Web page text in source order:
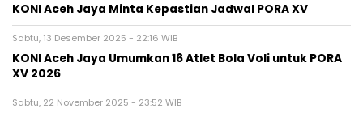
KONI Aceh Jaya Minta Kepastian Jadwal PORA XV
Sabtu, 13 Desember 2025 - 22:16 WIB
KONI Aceh Jaya Umumkan 16 Atlet Bola Voli untuk PORA
XV 2026
Sabtu, 22 November 2025 - 23:52 WIB